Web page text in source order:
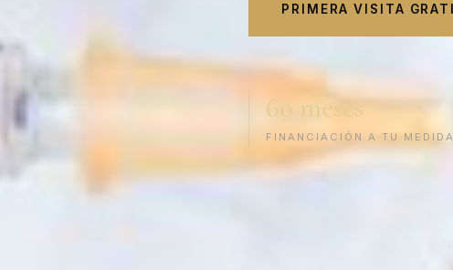
PRIMERA VISITA
60 meses
FINANCIACIÓN A TU MEDIDA